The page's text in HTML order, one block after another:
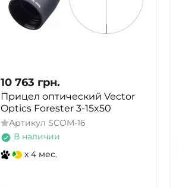
10 763 грн.
Прицел оптический Vector
Optics Forester 3-15x50
Артикул SCOM-16
В наличии
x 4 мес.